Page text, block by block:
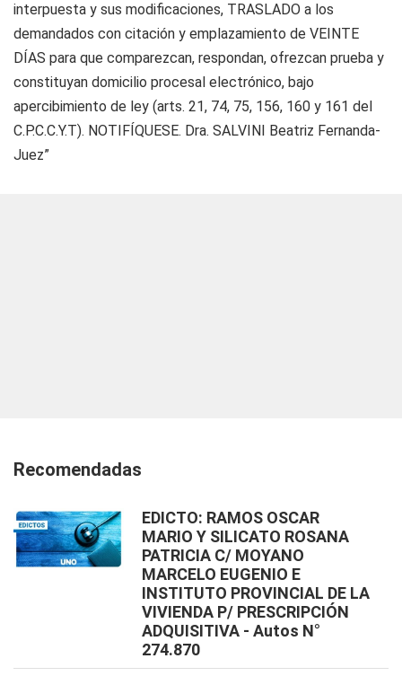
interpuesta y sus modificaciones, TRASLADO a los
demandados con citación y emplazamiento de VEINTE
DÍAS para que comparezcan, respondan, ofrezcan prueba y
constituyan domicilio procesal electrónico, bajo
apercibimiento de ley (arts. 21, 74, 75, 156, 160 y 161 del
C.P.C.C.Y.T). NOTIFÍQUESE. Dra. SALVINI Beatriz Fernanda-
Juez”
Recomendadas
EDICTO: RAMOS OSCAR
MARIO Y SILICATO ROSANA
PATRICIA C/ MOYANO
MARCELO EUGENIO E
INSTITUTO PROVINCIAL DE LA
VIVIENDA P/ PRESCRIPCIÓN
ADQUISITIVA - Autos N°
274.870